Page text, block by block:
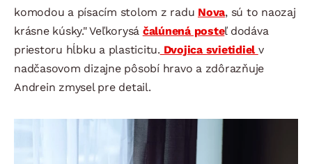
komodou a písacím stolom z radu Nova, sú to naozaj
krásne kúsky." Veľkorysá čalúnená posteľ dodáva
priestoru hĺbku a plasticitu. Dvojica svietidiel v
nadčasovom dizajne pôsobí hravo a zdôrazňuje
Andrein zmysel pre detail.